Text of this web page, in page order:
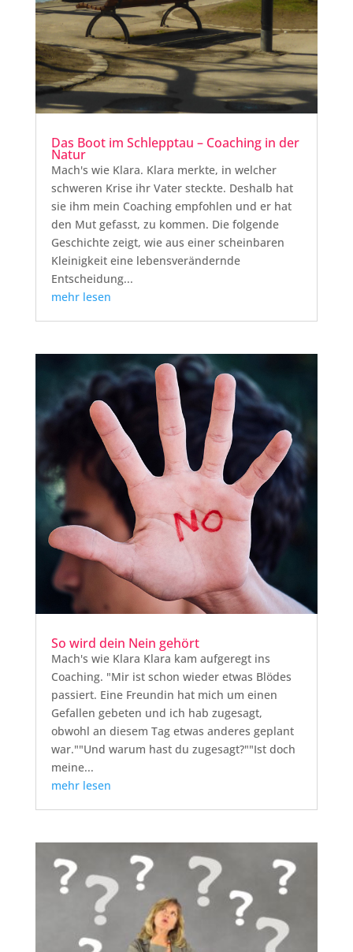
Das Boot im Schlepptau – Coaching in der
Natur
Mach's wie Klara. Klara merkte, in welcher
schweren Krise ihr Vater steckte. Deshalb hat
sie ihm mein Coaching empfohlen und er hat
den Mut gefasst, zu kommen. Die folgende
Geschichte zeigt, wie aus einer scheinbaren
Kleinigkeit eine lebensverändernde
Entscheidung...
mehr lesen
So wird dein Nein gehört
Mach's wie Klara Klara kam aufgeregt ins
Coaching. "Mir ist schon wieder etwas Blödes
passiert. Eine Freundin hat mich um einen
Gefallen gebeten und ich hab zugesagt,
obwohl an diesem Tag etwas anderes geplant
war.""Und warum hast du zugesagt?""Ist doch
meine...
mehr lesen